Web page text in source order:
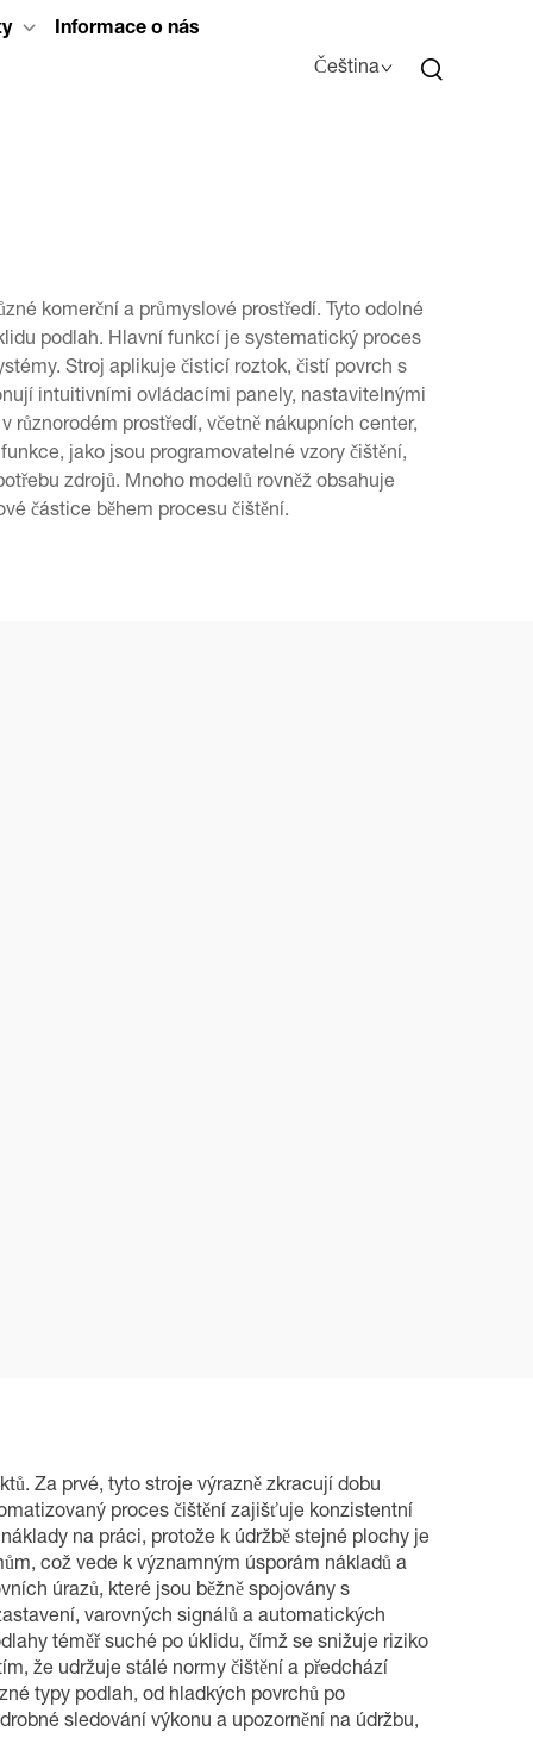
Informace o nás
Čeština
komerční a průmyslové prostředí. Tyto odolné
podlah. Hlavní funkcí je systematický proces
Stroj aplikuje čisticí roztok, čistí povrch s
intuitivními ovládacími panely, nastavitelnými
prostředí, včetně nákupních center,
jako jsou programovatelné vzory čištění,
zdrojů. Mnoho modelů rovněž obsahuje
částice během procesu čištění.
Za prvé, tyto stroje výrazně zkracují dobu
proces čištění zajišťuje konzistentní
na práci, protože k údržbě stejné plochy je
což vede k významným úsporám nákladů a
úrazů, které jsou běžně spojovány s
varovných signálů a automatických
téměř suché po úklidu, čímž se snižuje riziko
že udržuje stálé normy čištění a předchází
typy podlah, od hladkých povrchů po
sledování výkonu a upozornění na údržbu,